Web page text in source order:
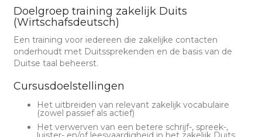
Doelgroep training zakelijk Duits
(Wirtschafsdeutsch)
Een training voor iedereen die zakelijke contacten
onderhoudt met Duitssprekenden en de basis van de
Duitse taal beheerst.
Cursusdoelstellingen
Het uitbreiden van relevant zakelijk vocabulaire
(zowel passief als actief)
Het verwerven van een betere schrijf-, spreek-,